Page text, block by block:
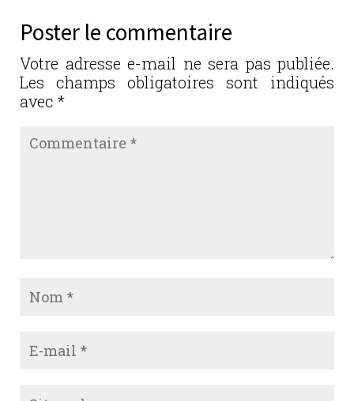
b
o
o
k
r
n
er
Poster le commentaire
Votre adresse e-mail ne sera pas publiée.
Les champs obligatoires sont indiqués
avec *